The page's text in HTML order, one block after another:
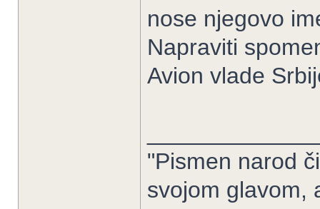
nose njegovo
Napraviti
Avion vlade
"Pismen narod
svojom glavom,